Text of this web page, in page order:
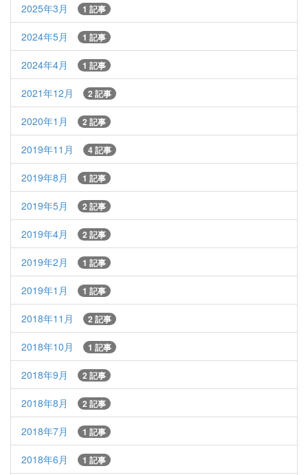
2025年3月 1 記事
2024年5月 1 記事
2024年4月 1 記事
2021年12月 2 記事
2020年1月 2 記事
2019年11月 4 記事
2019年8月 1 記事
2019年5月 2 記事
2019年4月 2 記事
2019年2月 1 記事
2019年1月 1 記事
2018年11月 2 記事
2018年10月 1 記事
2018年9月 2 記事
2018年8月 2 記事
2018年7月 1 記事
2018年6月 1 記事